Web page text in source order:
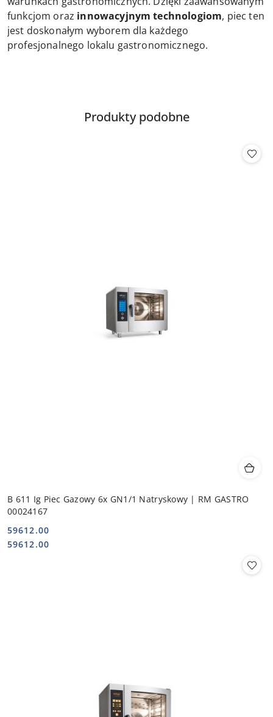
funkcjom oraz innowacyjnym technologiom, piec ten
jest doskonałym wyborem dla każdego
profesjonalnego lokalu gastronomicznego.
Pomiń karuzelę produktów
Produkty
Produkty podobne
B 611 Ig Piec Gazowy 6x GN1/1 Natryskowy | RM GASTRO
00024167
Cena:
59612.00
Cena:
59612.00